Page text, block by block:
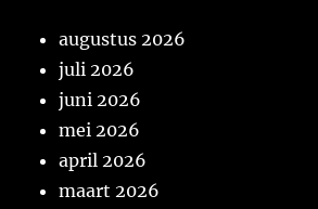
augustus 2026
juli 2026
juni 2026
mei 2026
april 2026
maart 2026